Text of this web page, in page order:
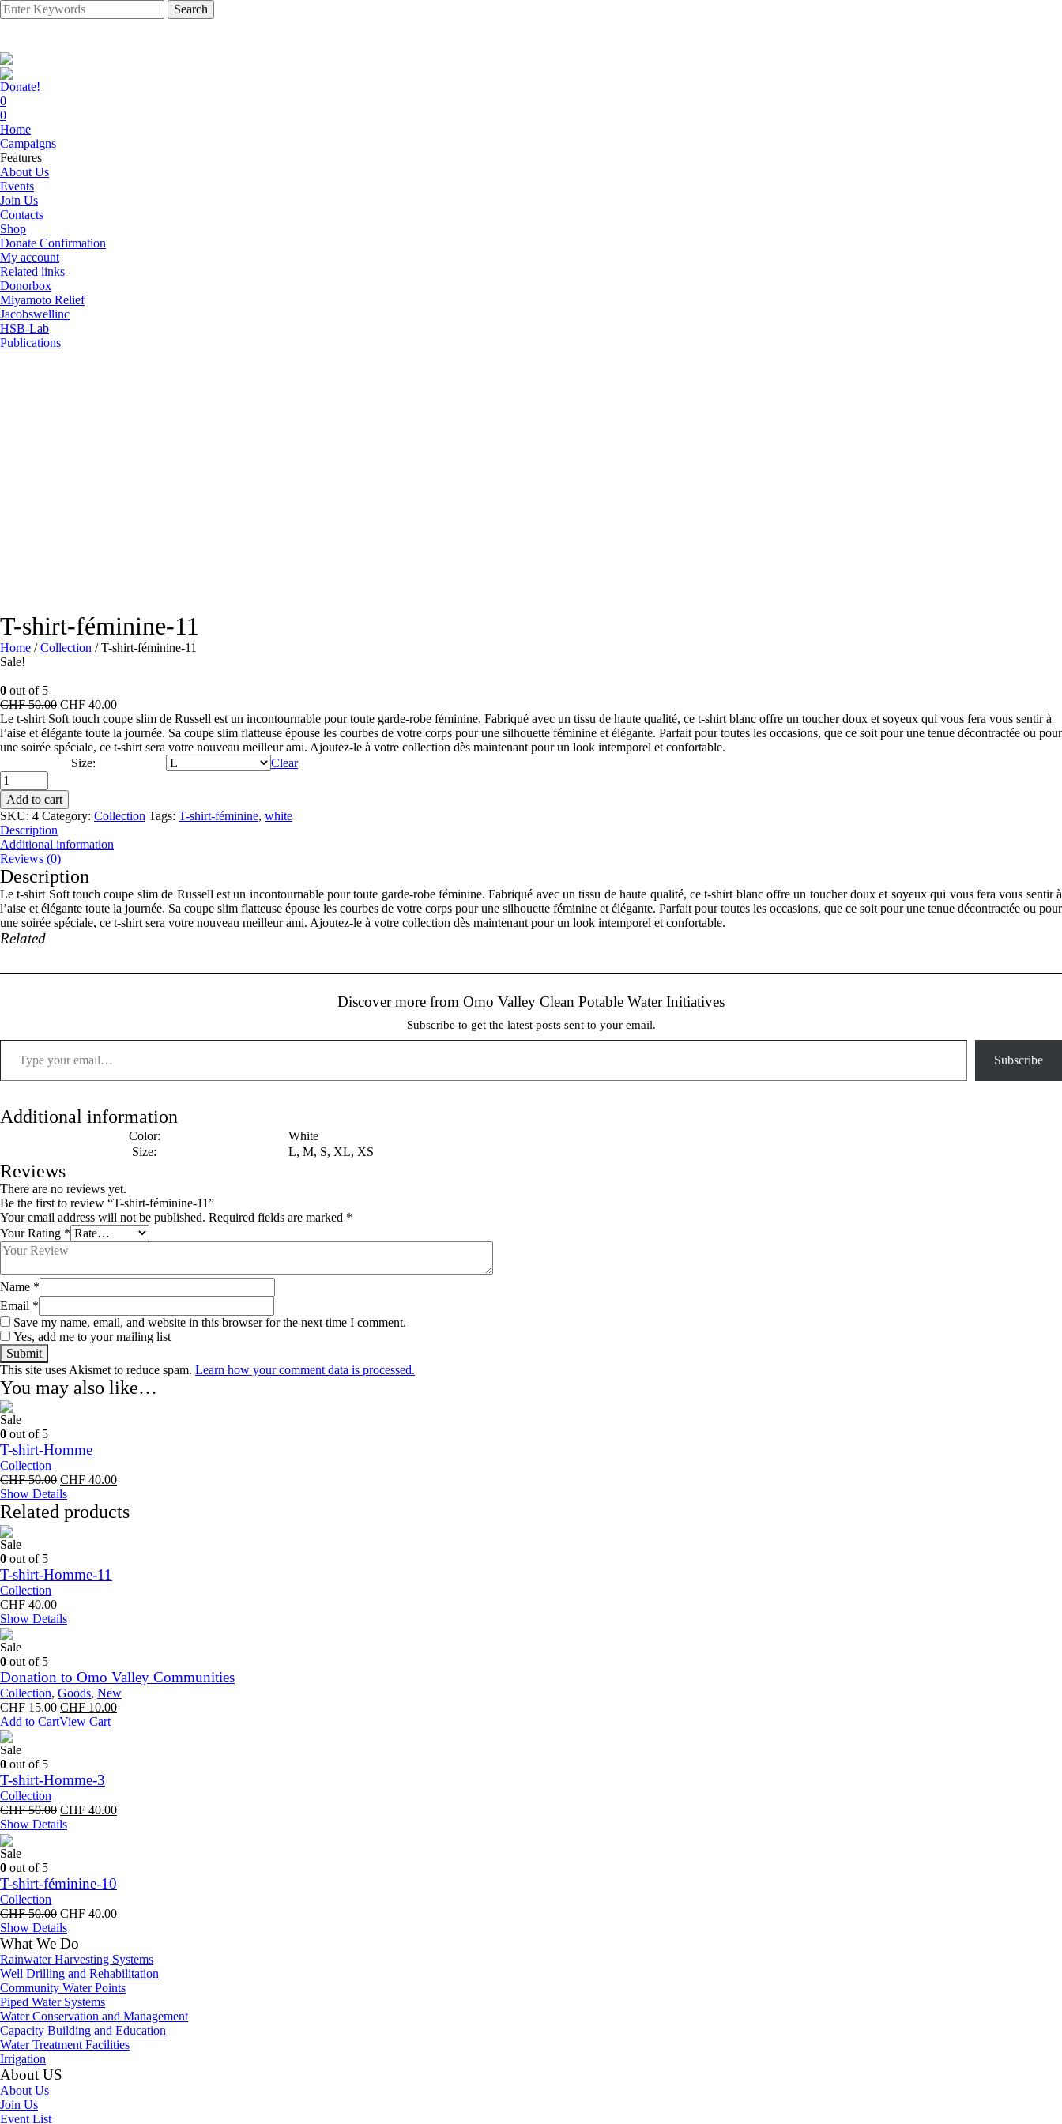
Search
Donate!
0
0
Home
Campaigns
Features
About Us
Events
Join Us
Contacts
Shop
Donate Confirmation
My account
Related links
Donorbox
Miyamoto Relief
Jacobswellinc
HSB-Lab
Publications
T-shirt-féminine-11
Home /Collection / T-shirt-féminine-11
Sale!
0 out of 5
CHF 50.00 Original
price
was:
CHF 50.00.
CHF 40.00Current
price
is:
CHF 40.00.
Le t-shirt Soft touch coupe slim de Russell est un incontournable pour toute garde-robe féminine. Fabriqué avec un tissu de haute qualité, ce t-shirt blanc offre un toucher doux et soyeux qui vous fera vous sentir à
l’aise et élégante toute la journée. Sa coupe slim flatteuse épouse les courbes de votre corps pour une silhouette féminine et élégante. Parfait pour toutes les occasions, que ce soit pour une tenue décontractée ou pour
une soirée spéciale, ce t-shirt sera votre nouveau meilleur ami. Ajoutez-le à votre collection dès maintenant pour un look intemporel et confortable.
Size:
Clear
T-
shirt-
féminine-
11
quantity
Add to cart
SKU: 4 Category: Collection Tags: T-shirt-féminine, white
Description
Additional information
Reviews (0)
Description
Le t-shirt Soft touch coupe slim de Russell est un incontournable pour toute garde-robe féminine. Fabriqué avec un tissu de haute qualité, ce t-shirt blanc offre un toucher doux et soyeux qui vous fera vous sentir à
l’aise et élégante toute la journée. Sa coupe slim flatteuse épouse les courbes de votre corps pour une silhouette féminine et élégante. Parfait pour toutes les occasions, que ce soit pour une tenue décontractée ou pour
une soirée spéciale, ce t-shirt sera votre nouveau meilleur ami. Ajoutez-le à votre collection dès maintenant pour un look intemporel et confortable.
Related
Discover more from Omo Valley Clean Potable Water Initiatives
Subscribe to get the latest posts sent to your email.
Type your email…
Subscribe
Additional information
Color:
White
Size:
L, M, S, XL, XS
Reviews
There are no reviews yet.
Be the first to review “T-shirt-féminine-11”
Your email address will not be published. Required fields are marked *
Your Rating *
Name *
Email *
Save my name, email, and website in this browser for the next time I comment.
Yes, add me to your mailing list
This site uses Akismet to reduce spam. Learn how your comment data is processed.
You may also like…
Sale
0 out of 5
T-shirt-Homme
Collection
CHF 50.00 Original
price
was:
CHF 50.00.
CHF 40.00Current
is:
CHF 40.00.
Show Details
Related products
Sale
0 out of 5
T-shirt-Homme-11
Collection
CHF 40.00
Show Details
Sale
0 out of 5
Donation to Omo Valley Communities
Collection, Goods, New
CHF 15.00 Original
price
CHF 10.00Current
Add to CartView Cart
Sale
0 out of 5
T-shirt-Homme-3
Collection
CHF 50.00 Original
price
CHF 40.00Current
Show Details
Sale
0 out of 5
T-shirt-féminine-10
Collection
CHF 50.00 Original
price
was:
CHF 50.00.
CHF 40.00Current
CHF 40.00.
Show Details
What We Do
Rainwater Harvesting Systems
Well Drilling and Rehabilitation
Community Water Points
Piped Water Systems
Water Conservation and Management
Capacity Building and Education
Water Treatment Facilities
Irrigation
About US
About Us
Join Us
Event List